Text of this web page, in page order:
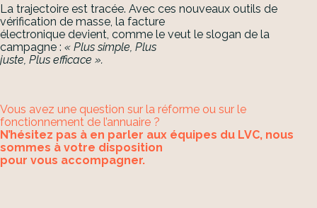
La trajectoire est tracée. Avec ces nouveaux outils de
vérification de masse, la facture
électronique devient, comme le veut le slogan de la
campagne : « Plus simple, Plus
juste, Plus efficace ».
Vous avez une question sur la réforme ou sur le
fonctionnement de l’annuaire ?
N’hésitez pas à en parler aux équipes du LVC, nous
sommes à votre disposition
pour vous accompagner.